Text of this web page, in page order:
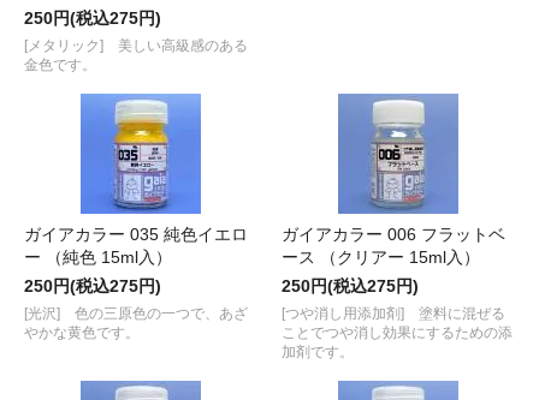
250円(税込275円)
[メタリック] 美しい高級感のある
金色です。
ガイアカラー 035 純色イエロ
ー （純色 15ml入）
250円(税込275円)
[光沢] 色の三原色の一つで、あざ
やかな黄色です。
ガイアカラー 006 フラットベ
ース （クリアー 15ml入）
250円(税込275円)
[つや消し用添加剤] 塗料に混ぜる
ことでつや消し効果にするための添
加剤です。